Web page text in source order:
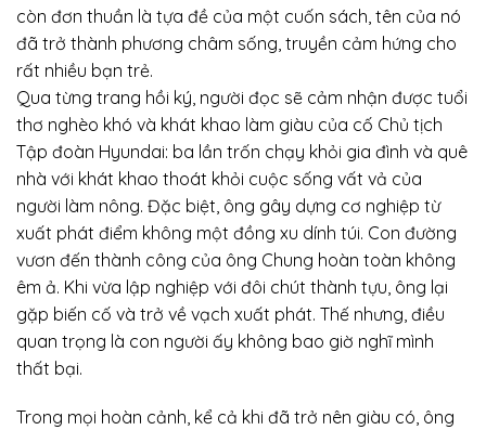
còn đơn thuần là tựa đề của một cuốn sách, tên của nó
đã trở thành phương châm sống, truyền cảm hứng cho
rất nhiều bạn trẻ.
Qua từng trang hồi ký, người đọc sẽ cảm nhận được tuổi
thơ nghèo khó và khát khao làm giàu của cố Chủ tịch
Tập đoàn Hyundai: ba lần trốn chạy khỏi gia đình và quê
nhà với khát khao thoát khỏi cuộc sống vất vả của
người làm nông. Đặc biệt, ông gây dựng cơ nghiệp từ
xuất phát điểm không một đồng xu dính túi. Con đường
vươn đến thành công của ông Chung hoàn toàn không
êm ả. Khi vừa lập nghiệp với đôi chút thành tựu, ông lại
gặp biến cố và trở về vạch xuất phát. Thế nhưng, điều
quan trọng là con người ấy không bao giờ nghĩ mình
thất bại.
Trong mọi hoàn cảnh, kể cả khi đã trở nên giàu có, ông